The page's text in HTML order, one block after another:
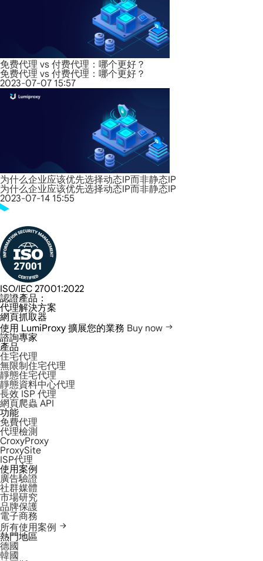
免费代理 vs 付费代理：哪个更好？
免费代理 vs 付费代理：哪个更好？
2023-07-07 15:57
为什么企业应该优先选择动态IP而非静态IP
为什么企业应该优先选择动态IP而非静态IP
2023-07-14 15:55
ISO/IEC 27001:2022
認證產品：
代理解決方案
網頁抓取器
使用 LumiProxy 擴展您的業務 Buy now
諮詢專家
產品
住宅代理
無限制住宅代理
靜態住宅代理
靜態資料中心代理
長效 ISP 代理
網頁爬蟲 API
功能
免費代理
代理檢測
CroxyProxy
ProxySite
ISP代理
使用案例
廣告驗證
社群媒體
市場研究
品牌保護
電子商務
所有使用案例
熱門地區
德國
韓國